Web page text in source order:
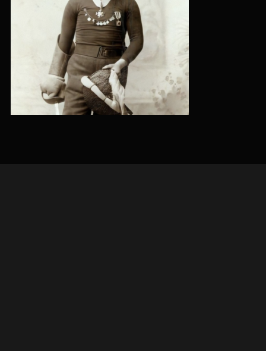
Partnerek
Kapcsolat
Galéria
Hírek